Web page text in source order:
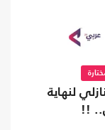
لنهاية
!!